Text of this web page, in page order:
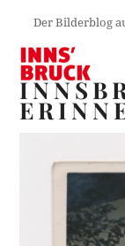
Der Bilderblog